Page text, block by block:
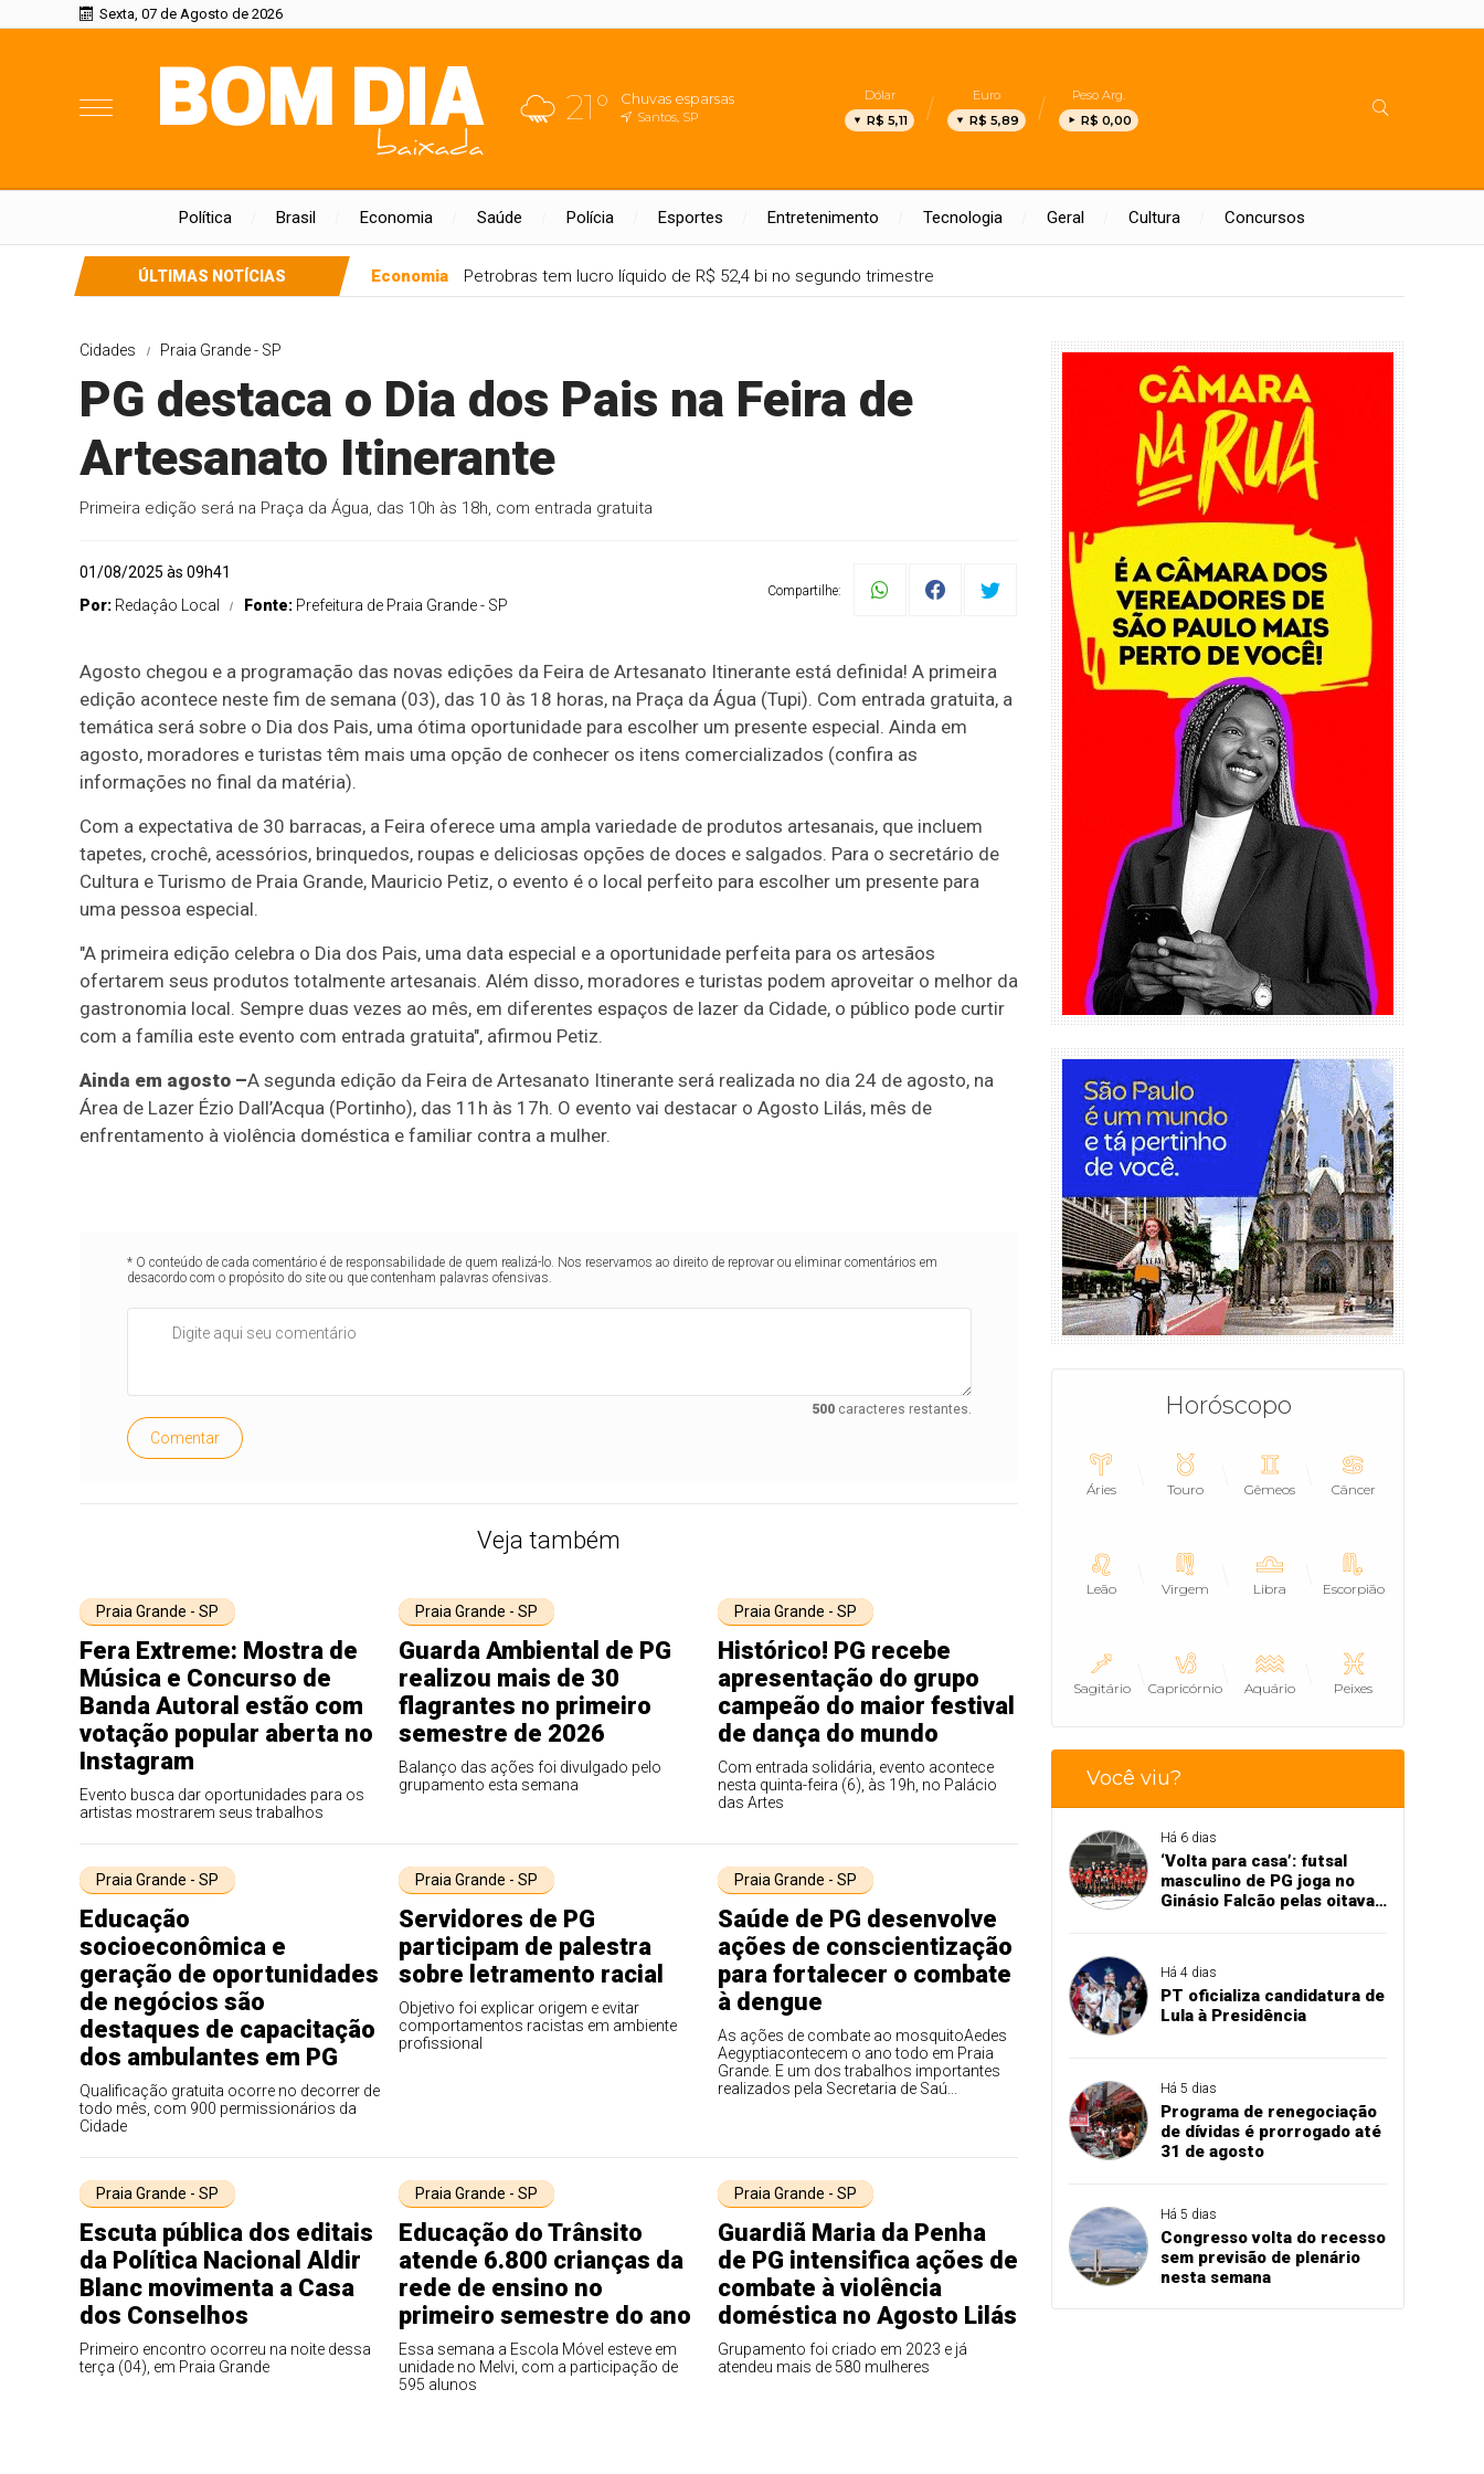
Sexta, 07 de Agosto de 2026
21° Chuvas esparsas
Santos, SP
Dólar
R$ 5,11
Euro
R$ 5,89
Peso Arg.
R$ 0,00
Política Brasil Economia Saúde Polícia Esportes Entretenimento Tecnologia Geral Cultura Concursos
ÚLTIMAS NOTÍCIAS Economia Petrobras tem lucro líquido de R$ 52,4 bi no segundo trimestre
Cidades Praia Grande - SP
PG destaca o Dia dos Pais na Feira de
Artesanato Itinerante
Primeira edição será na Praça da Água, das 10h às 18h, com entrada gratuita
01/08/2025 às 09h41
Por: Redaçâo Local Fonte: Prefeitura de Praia Grande - SP
Compartilhe:
Agosto chegou e a programação das novas edições da Feira de Artesanato Itinerante está definida! A primeira
edição acontece neste fim de semana (03), das 10 às 18 horas, na Praça da Água (Tupi). Com entrada gratuita, a
temática será sobre o Dia dos Pais, uma ótima oportunidade para escolher um presente especial. Ainda em
agosto, moradores e turistas têm mais uma opção de conhecer os itens comercializados (confira as
informações no final da matéria).
Com a expectativa de 30 barracas, a Feira oferece uma ampla variedade de produtos artesanais, que incluem
tapetes, crochê, acessórios, brinquedos, roupas e deliciosas opções de doces e salgados. Para o secretário de
Cultura e Turismo de Praia Grande, Mauricio Petiz, o evento é o local perfeito para escolher um presente para
uma pessoa especial.
"A primeira edição celebra o Dia dos Pais, uma data especial e a oportunidade perfeita para os artesãos
ofertarem seus produtos totalmente artesanais. Além disso, moradores e turistas podem aproveitar o melhor da
gastronomia local. Sempre duas vezes ao mês, em diferentes espaços de lazer da Cidade, o público pode curtir
com a família este evento com entrada gratuita", afirmou Petiz.
Ainda em agosto –A segunda edição da Feira de Artesanato Itinerante será realizada no dia 24 de agosto, na
Área de Lazer Ézio Dall’Acqua (Portinho), das 11h às 17h. O evento vai destacar o Agosto Lilás, mês de
enfrentamento à violência doméstica e familiar contra a mulher.
* O conteúdo de cada comentário é de responsabilidade de quem realizá-lo. Nos reservamos ao direito de reprovar ou eliminar comentários em
desacordo com o propósito do site ou que contenham palavras ofensivas.
500caracteres restantes.
Comentar
Veja também
Praia Grande - SP
Fera Extreme: Mostra de
Música e Concurso de
Banda Autoral estão com
votação popular aberta no
Instagram
Evento busca dar oportunidades para os
artistas mostrarem seus trabalhos
Praia Grande - SP
Guarda Ambiental de PG
realizou mais de 30
flagrantes no primeiro
semestre de 2026
Balanço das ações foi divulgado pelo
grupamento esta semana
Praia Grande - SP
Histórico! PG recebe
apresentação do grupo
campeão do maior festival
de dança do mundo
Com entrada solidária, evento acontece
nesta quinta-feira (6), às 19h, no Palácio
das Artes
Praia Grande - SP
Educação
socioeconômica e
geração de oportunidades
de negócios são
destaques de capacitação
dos ambulantes em PG
Qualificação gratuita ocorre no decorrer de
todo mês, com 900 permissionários da
Cidade
Praia Grande - SP
Servidores de PG
participam de palestra
sobre letramento racial
Objetivo foi explicar origem e evitar
comportamentos racistas em ambiente
profissional
Praia Grande - SP
Saúde de PG desenvolve
ações de conscientização
para fortalecer o combate
à dengue
As ações de combate ao mosquitoAedes
Aegyptiacontecem o ano todo em Praia
Grande. E um dos trabalhos importantes
realizados pela Secretaria de Saú...
Praia Grande - SP
Escuta pública dos editais
da Política Nacional Aldir
Blanc movimenta a Casa
dos Conselhos
Primeiro encontro ocorreu na noite dessa
terça (04), em Praia Grande
Praia Grande - SP
Educação do Trânsito
atende 6.800 crianças da
rede de ensino no
primeiro semestre do ano
Essa semana a Escola Móvel esteve em
unidade no Melvi, com a participação de
595 alunos
Praia Grande - SP
Guardiã Maria da Penha
de PG intensifica ações de
combate à violência
doméstica no Agosto Lilás
Grupamento foi criado em 2023 e já
atendeu mais de 580 mulheres
Horóscopo
Áries Touro Gêmeos Câncer
Leão Virgem Libra Escorpião
Sagitário Capricórnio Aquário Peixes
Você viu?
Há 6 dias
‘Volta para casa’: futsal
masculino de PG joga no
Ginásio Falcão pelas oitavas
Há 4 dias
PT oficializa candidatura de
Lula à Presidência
Há 5 dias
Programa de renegociação
de dívidas é prorrogado até
31 de agosto
Há 5 dias
Congresso volta do recesso
sem previsão de plenário
nesta semana